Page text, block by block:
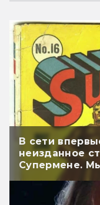
В сети
неизданное
Супермене.